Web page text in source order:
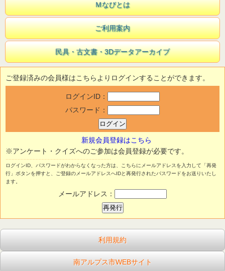
Ｍなびとは
ご利用案内
民具・古文書・3Dデータアーカイブ
ご登録済みの会員様はこちらよりログインすることができます。
ログインID：
パスワード：
新規会員登録はこちら
※アンケート・クイズへのご参加は会員登録が必要です。
ログインID、パスワードがわからなくなった方は、こちらにメールアドレスを入力して「再発
行」ボタンを押すと、ご登録のメールアドレスへIDと再発行されたパスワードをお送りいたし
ます。
メールアドレス：
利用規約
南アルプス市WEBサイト